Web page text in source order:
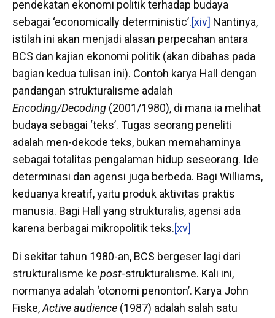
pendekatan ekonomi politik terhadap budaya
sebagai ‘economically deterministic’.[xiv] Nantinya,
istilah ini akan menjadi alasan perpecahan antara
BCS dan kajian ekonomi politik (akan dibahas pada
bagian kedua tulisan ini). Contoh karya Hall dengan
pandangan strukturalisme adalah
Encoding/Decoding (2001/1980), di mana ia melihat
budaya sebagai ‘teks’. Tugas seorang peneliti
adalah men-dekode teks, bukan memahaminya
sebagai totalitas pengalaman hidup seseorang. Ide
determinasi dan agensi juga berbeda. Bagi Williams,
keduanya kreatif, yaitu produk aktivitas praktis
manusia. Bagi Hall yang strukturalis, agensi ada
karena berbagai mikropolitik teks.[xv]
Di sekitar tahun 1980-an, BCS bergeser lagi dari
strukturalisme ke post-strukturalisme. Kali ini,
normanya adalah ‘otonomi penonton’. Karya John
Fiske,Active audience (1987) adalah salah satu